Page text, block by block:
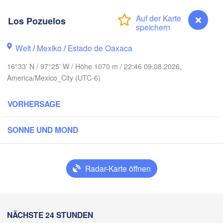
Los Pozuelos
Welt/Mexiko /Estado de Oaxaca
16°33' N / 97°25' W / Höhe 1070 m / 22:46 09.08.2026,
America/Mexico_City (UTC-6)
VORHERSAGE
SONNE UND MOND
Radar-Karte öffnen
NÄCHSTE 24 STUNDEN
León
San Luis Potosí Tampico
Coatzacoalcos
Tehuacán
Los Pozuelos
H